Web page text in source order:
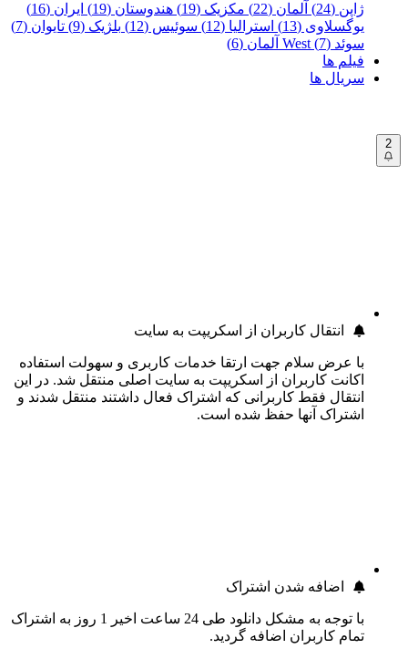
ژاپن (24)
آلمان (22) مکزیک (19) هندوستان (19)
ایران (16)
یوگسلاوی (13)
استرالیا (12) سوئیس (12) بلژیک (9)
تایوان (7)
سوئد (7)
West آلمان (6)
فیلم ها
سریال ها
2
انتقال کاربران از اسکریپت به سایت
با عرض سلام جهت ارتقا خدمات کاربری و سهولت استفاده
اکانت کاربران از اسکریپت به سایت اصلی منتقل شد. در این
انتقال فقط کاربرانی که اشتراک فعال داشتند منتقل شدند و
اشتراک آنها حفظ شده است.
اضافه شدن اشتراک
با توجه به مشکل دانلود طی 24 ساعت اخیر 1 روز به اشتراک
تمام کاربران اضافه گردید.